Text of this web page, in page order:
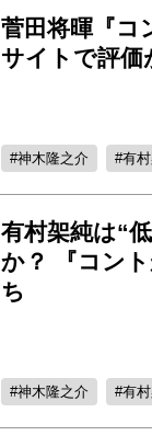
菅田将暉『コ
サイトで評価
神木隆之介 有
有村架純は“
か？ 『コン
ち
神木隆之介 有